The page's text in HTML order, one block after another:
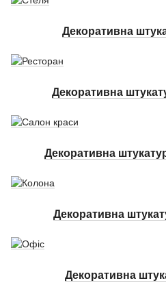
Декоративна
Декоративна
Декоративна
Декоративна
Декоративна